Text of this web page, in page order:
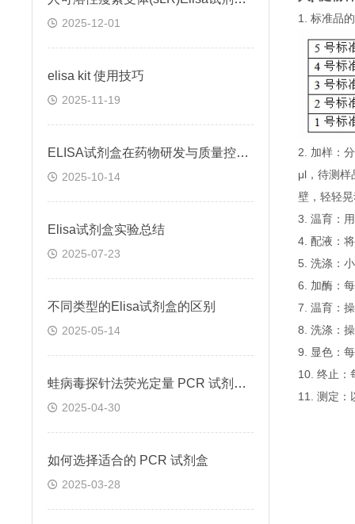
2025-12-01
elisa kit 使用技巧
2025-11-19
ELISA试剂盒在药物研发与质量控制中的应用实践
2025-10-14
Elisa试剂盒实验总结
2025-07-23
不同类型的Elisa试剂盒的区别
2025-05-14
蛙病毒探针法荧光定量 PCR 试剂盒定量定性检测
2025-04-30
如何选择适合的 PCR 试剂盒
2025-03-28
1. 标准品
2. 加样：
μl，待测样
壁，轻轻
3. 温育：
4. 配液：
5. 洗涤：
6. 加酶：
7. 温育：
8. 洗涤：
9. 显色：
10. 终止：
11. 测定：